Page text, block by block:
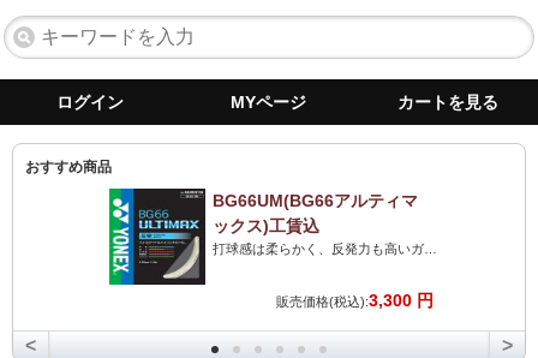
ログイン MYページ カートを見る
おすすめ商品
BG66UM(BG66アルティマ
ックス)工賃込
打球感は柔らかく、反発力も高いガット。打球音は最高のストリングです。力がない人にも最高です!
販売価格(税込):3,300 円
< >